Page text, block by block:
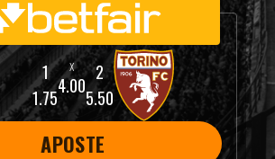
1.75
4.00
5.50
APOSTE